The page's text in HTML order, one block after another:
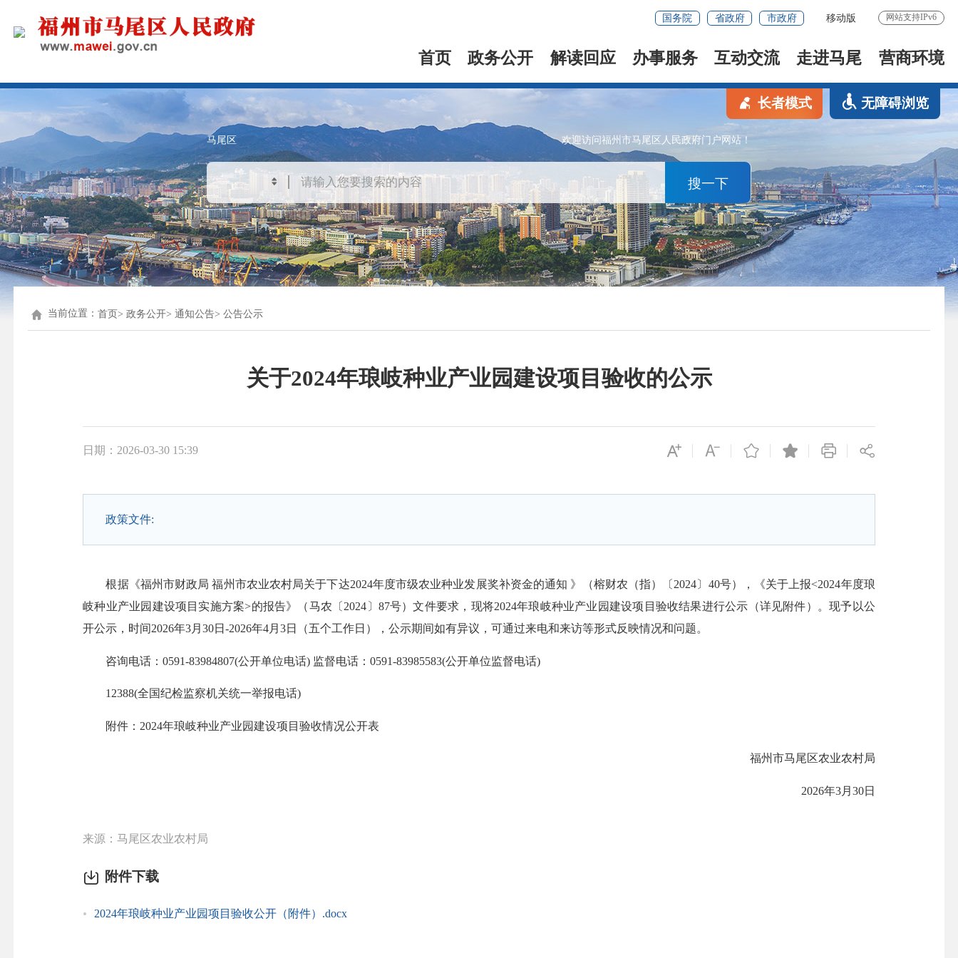
国务院 省政府 市政府 移动版 网站支持IPv6
首页 政务公开 解读回应 办事服务 互动交流 走进马尾 营商环境
马尾区 欢迎访问福州市马尾区人民政府门户网站！
搜一下
长者模式 无障碍浏览
当前位置：首页 政务公开 通知公告 公告公示
关于2024年琅岐种业产业园建设项目验收的公示
日期：2026-03-30 15:39
政策文件:
根据《福州市财政局 福州市农业农村局关于下达2024年度市级农业种业发展奖补资金的通知 》（榕财农（指）〔2024〕40号），《关于上报<2024年度琅
岐种业产业园建设项目实施方案>的报告》（马农〔2024〕87号）文件要求，现将2024年琅岐种业产业园建设项目验收结果进行公示（详见附件）。现予以公
开公示，时间2026年3月30日-2026年4月3日（五个工作日），公示期间如有异议，可通过来电和来访等形式反映情况和问题。
咨询电话：0591-83984807(公开单位电话) 监督电话：0591-83985583(公开单位监督电话)
12388(全国纪检监察机关统一举报电话)
附件：2024年琅岐种业产业园建设项目验收情况公开表
福州市马尾区农业农村局
2026年3月30日
来源：马尾区农业农村局
附件下载
2024年琅岐种业产业园项目验收公开（附件）.docx